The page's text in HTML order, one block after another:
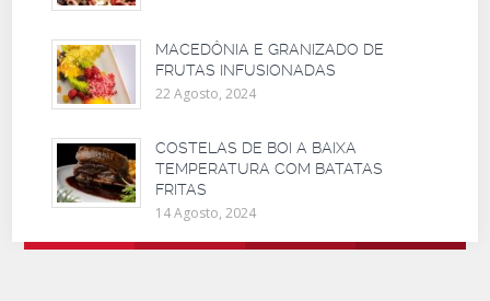
MACEDÔNIA E GRANIZADO DE
FRUTAS INFUSIONADAS
22 Agosto, 2024
COSTELAS DE BOI A BAIXA
TEMPERATURA COM BATATAS
FRITAS
14 Agosto, 2024